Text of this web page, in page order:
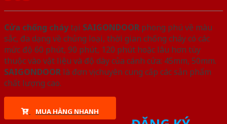
Cửa chống cháytại SAIGONDOOR phong phú về màu
sắc, đa dạng về chủng loại, thời gian chống cháy có các
mức độ 60 phút, 90 phút, 120 phút hoặc lâu hơn tùy
thuộc vào vật liệu và độ dày của cánh cửa: 45mm, 50mm.
SAIGONDOOR là đơn vị chuyên cung cấp các sản phẩm
chất lượng cao.
MUA HÀNG NHANH